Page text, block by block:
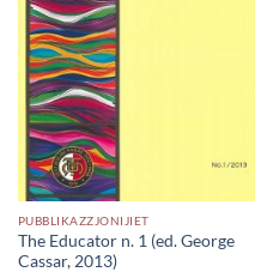
PUBBLIKAZZJONIJIET
The Educator n. 1 (ed. George
Cassar, 2013)